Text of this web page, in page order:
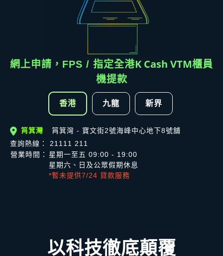
網上申請，FPS / 指定全港K Cash VTM櫃員
機提款
香港 九龍 新界
筲箕灣
筲箕灣 - 寶文街2號海峰中心地下8號舖
查詢熱線： 21111 211
營業時間：
星期一至五 09:00 - 19:00
星期六、日及公眾假期休息
*暫未提供7/24 貸款服務
以科技徹底顛覆